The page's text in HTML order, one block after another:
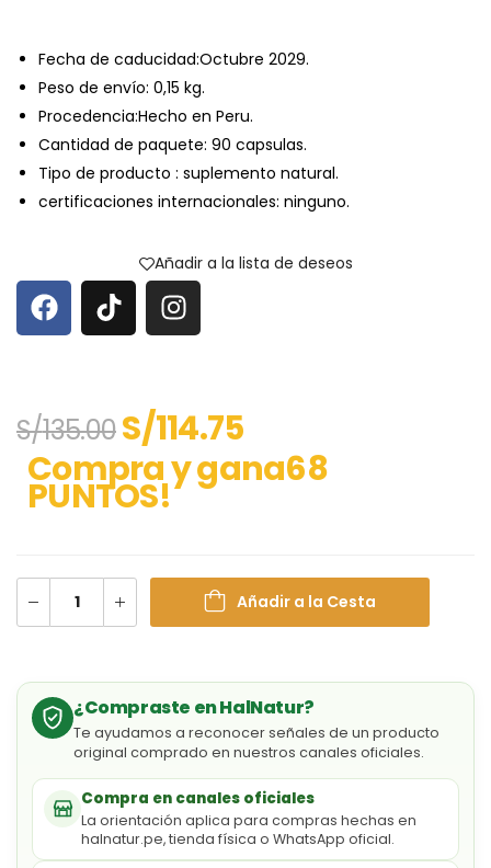
Fecha de caducidad:Octubre 2029.
Peso de envío: 0,15 kg.
Procedencia:Hecho en Peru.
Cantidad de paquete: 90 capsulas.
Tipo de producto : suplemento natural.
certificaciones internacionales: ninguno.
Añadir a la lista de deseos
S/135.00S/114.75
Compra y gana68
PUNTOS!
Añadir a la Cesta
¿Compraste en HalNatur?
Te ayudamos a reconocer señales de un producto
original comprado en nuestros canales oficiales.
Compra en canales oficiales
La orientación aplica para compras hechas en
halnatur.pe, tienda física o WhatsApp oficial.